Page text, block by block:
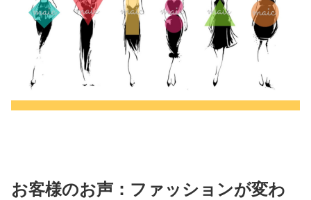
お客様のお声：ファッションが変わ